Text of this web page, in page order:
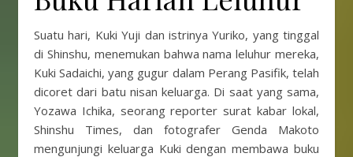
Suatu hari, Kuki Yuji dan istrinya Yuriko, yang tinggal
di Shinshu, menemukan bahwa nama leluhur mereka,
Kuki Sadaichi, yang gugur dalam Perang Pasifik, telah
dicoret dari batu nisan keluarga. Di saat yang sama,
Yozawa Ichika, seorang reporter surat kabar lokal,
Shinshu Times, dan fotografer Genda Makoto
mengunjungi keluarga Kuki dengan membawa buku